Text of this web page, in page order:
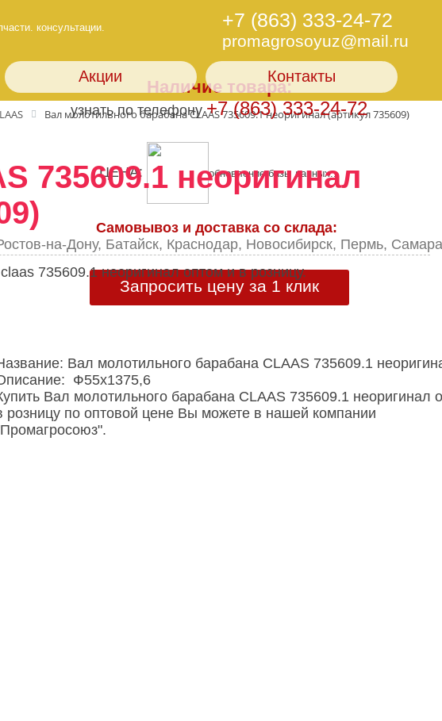
+7 (863) 333-24-72
promagrosoyuz@mail.ru
консультации.
Акции Контакты
Вал молотильного барабана CLAAS 735609.1 неоригинал (артикул 735609)
735609.1 неоригинал
Наличие товара:
узнать по телефону+7 (863) 333-24-72
ЦЕНА: обновление базы данных...
Самовывоз и доставка со склада:
на-Дону, Батайск, Краснодар, Новосибирск, Пермь,
Запросить цену за 1 клик
Вал молотильного барабана CLAAS 735609.1
Ф55х1375,6
Вал молотильного барабана CLAAS 735609.1 неоригинал
розницу по оптовой цене Вы можете в нашей компании